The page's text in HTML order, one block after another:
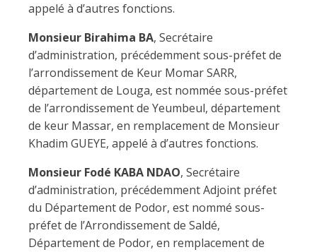
appelé à d’autres fonctions.
Monsieur Birahima BA, Secrétaire
d’administration, précédemment sous-préfet de
l’arrondissement de Keur Momar SARR,
département de Louga, est nommée sous-préfet
de l’arrondissement de Yeumbeul, département
de keur Massar, en remplacement de Monsieur
Khadim GUEYE, appelé à d’autres fonctions.
Monsieur Fodé KABA NDAO, Secrétaire
d’administration, précédemment Adjoint préfet
du Département de Podor, est nommé sous-
préfet de l’Arrondissement de Saldé,
Département de Podor, en remplacement de